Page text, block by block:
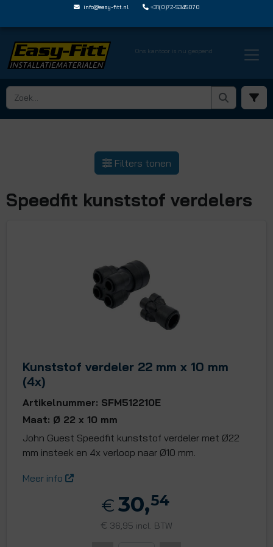
info@easy-fitt.nl +31(0)72-5345070
Ons kantoor is nu geopend
HOME › JOHN GUEST SPEEDFIT › SPEEDFIT KUNSTSTOF VERDELERS
Filters tonen
Speedfit kunststof verdelers
Kunststof verdeler 22 mm x 10 mm
(4x)
Artikelnummer: SFM512210E
Maat: Ø 22 x 10 mm
John Guest Speedfit kunststof verdeler met Ø22
mm insteek en 4x verloop naar Ø10 mm.
Meer info
€ 30,54
€ 36,95 incl. BTW